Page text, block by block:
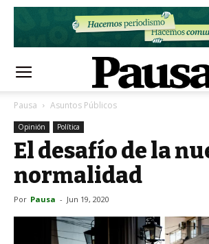
Pausa Asuntos Públicos
Opinión Política
El desafío de la
normalidad
Por Pausa - Jun 19, 2020